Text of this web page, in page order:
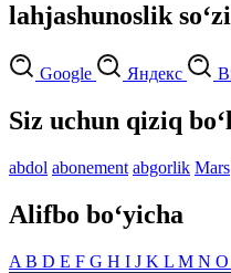
lahjashunoslik
Google Яндекс
Siz uchun qiziq
abdol abonement abgorlik Mars
Alifbo bo‘yicha
A B D E F G H I J K L M N O